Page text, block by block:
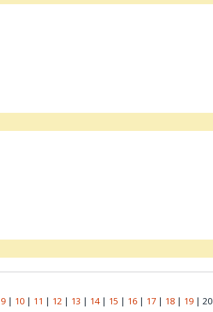
9 | 10 | 11 | 12 | 13 | 14 | 15 | 16 | 17 | 18 | 19 | 20